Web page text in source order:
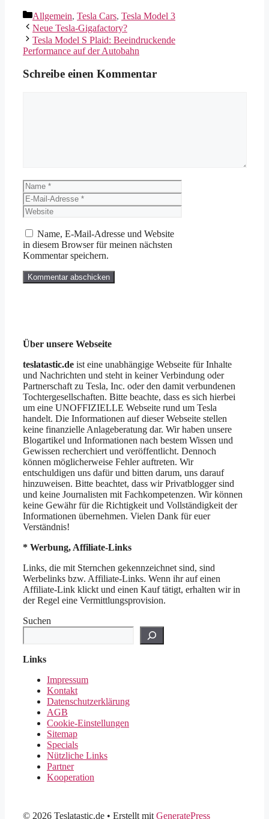
Kategorien
Allgemein, Tesla Cars, Tesla Model 3
Neue Tesla-Gigafactory?
Tesla Model S Plaid: Beeindruckende
Performance auf der Autobahn
Schreibe einen Kommentar
Name
E-
Mail-
Adresse
Website
Name, E-Mail-Adresse und Website
in diesem Browser für meinen nächsten
Kommentar speichern.
Über unsere Webseite
teslatastic.de ist eine unabhängige Webseite für Inhalte
und Nachrichten und steht in keiner Verbindung oder
Partnerschaft zu Tesla, Inc. oder den damit verbundenen
Tochtergesellschaften. Bitte beachte, dass es sich hierbei
um eine UNOFFIZIELLE Webseite rund um Tesla
handelt. Die Informationen auf dieser Webseite stellen
keine finanzielle Anlageberatung dar. Wir haben unsere
Blogartikel und Informationen nach bestem Wissen und
Gewissen recherchiert und veröffentlicht. Dennoch
können möglicherweise Fehler auftreten. Wir
entschuldigen uns dafür und bitten darum, uns darauf
hinzuweisen. Bitte beachtet, dass wir Privatblogger sind
und keine Journalisten mit Fachkompetenzen. Wir können
keine Gewähr für die Richtigkeit und Vollständigkeit der
Informationen übernehmen. Vielen Dank für euer
Verständnis!
* Werbung, Affiliate-Links
Links, die mit Sternchen gekennzeichnet sind, sind
Werbelinks bzw. Affiliate-Links. Wenn ihr auf einen
Affiliate-Link klickt und einen Kauf tätigt, erhalten wir in
der Regel eine Vermittlungsprovision.
Suchen
Links
Impressum
Kontakt
Datenschutzerklärung
AGB
Cookie-Einstellungen
Sitemap
Specials
Nützliche Links
Partner
Kooperation
© 2026 Teslatastic.de • Erstellt mit GeneratePress